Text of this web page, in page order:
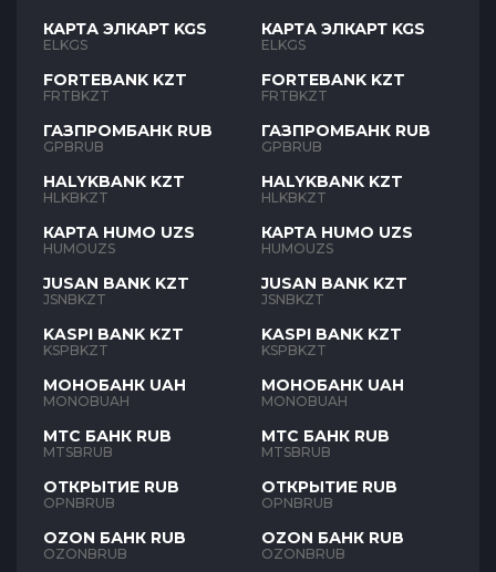
КАРТА ЭЛКАРТ KGS
ELKGS
FORTEBANK KZT
FRTBKZT
ГАЗПРОМБАНК RUB
GPBRUB
HALYKBANK KZT
HLKBKZT
КАРТА HUMO UZS
HUMOUZS
JUSAN BANK KZT
JSNBKZT
KASPI BANK KZT
KSPBKZT
МОНОБАНК UAH
MONOBUAH
МТС БАНК RUB
MTSBRUB
ОТКРЫТИЕ RUB
OPNBRUB
OZON БАНК RUB
OZONBRUB
КАРТА ЭЛКАРТ KGS
ELKGS
FORTEBANK KZT
FRTBKZT
ГАЗПРОМБАНК RUB
GPBRUB
HALYKBANK KZT
HLKBKZT
КАРТА HUMO UZS
HUMOUZS
JUSAN BANK KZT
JSNBKZT
KASPI BANK KZT
KSPBKZT
МОНОБАНК UAH
MONOBUAH
МТС БАНК RUB
MTSBRUB
ОТКРЫТИЕ RUB
OPNBRUB
OZON БАНК RUB
OZONBRUB